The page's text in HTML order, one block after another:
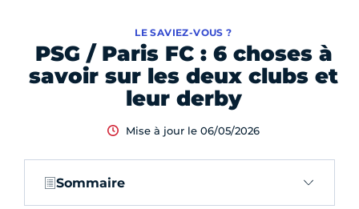
PSG / Paris FC : 6 choses à
savoir sur les deux clubs et
leur derby
LE SAVIEZ-VOUS ?
Mise à jour le 06/05/2026
Sommaire